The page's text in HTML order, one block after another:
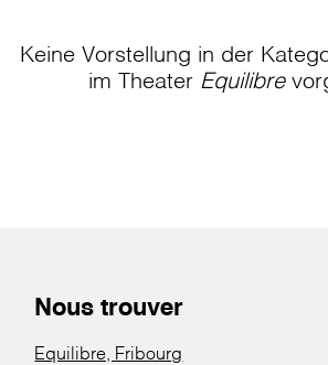
Keine Vorstellung in der
im Theater Equilibre
Nous trouver
Equilibre, Fribourg